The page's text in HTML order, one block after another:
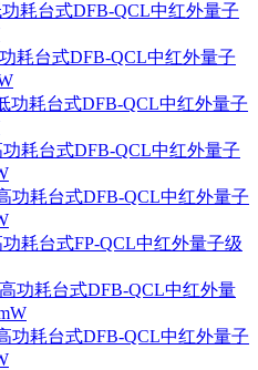
功耗台式DFB-QCL中红外量子
耗台式DFB-QCL中红外量子
功耗台式DFB-QCL中红外量子
功耗台式DFB-QCL中红外量子
功耗台式DFB-QCL中红外量子
功耗台式FP-QCL中红外量子级
功耗台式DFB-QCL中红外量
功耗台式DFB-QCL中红外量子